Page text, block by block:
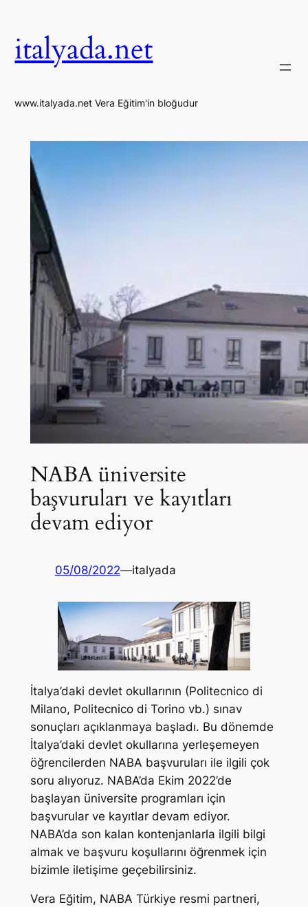
italyada.net
www.italyada.net Vera Eğitim'in bloğudur
NABA üniversite
başvuruları ve kayıtları
devam ediyor
05/08/2022—italyada
İtalya’daki devlet okullarının (Politecnico di
Milano, Politecnico di Torino vb.) sınav
sonuçları açıklanmaya başladı. Bu dönemde
İtalya’daki devlet okullarına yerleşemeyen
öğrencilerden NABA başvuruları ile ilgili çok
soru alıyoruz. NABA’da Ekim 2022’de
başlayan üniversite programları için
başvurular ve kayıtlar devam ediyor.
NABA’da son kalan kontenjanlarla ilgili bilgi
almak ve başvuru koşullarını öğrenmek için
bizimle iletişime geçebilirsiniz.
Vera Eğitim, NABA Türkiye resmi partneri,